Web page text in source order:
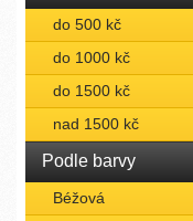
do 500 kč
do 1000 kč
do 1500 kč
nad 1500 kč
Podle barvy
Béžová